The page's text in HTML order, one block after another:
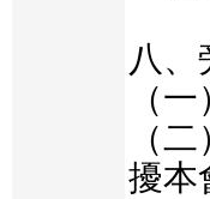
八
（
（
擾本